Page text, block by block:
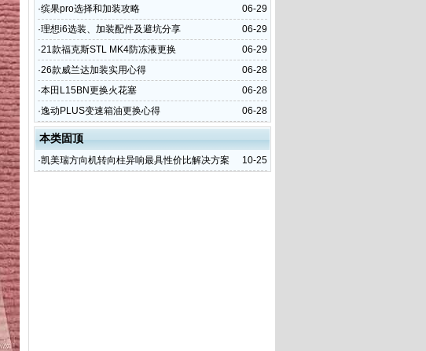
06-29
·缤果pro选择和加装攻略
06-29
·理想i6选装、加装配件及避坑分享
06-29
·21款福克斯STL MK4防冻液更换
06-28
·26款威兰达加装实用心得
06-28
·本田L15BN更换火花塞
06-28
·逸动PLUS变速箱油更换心得
本类固顶
10-25
·凯美瑞方向机转向柱异响最具性价比解决方案